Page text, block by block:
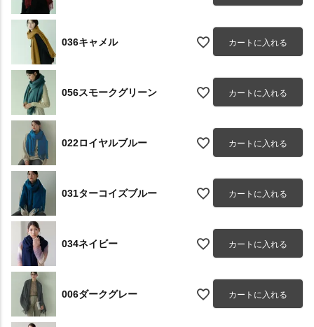
036キャメル カートに入れる
056スモークグリーン カートに入れる
022ロイヤルブルー カートに入れる
031ターコイズブルー カートに入れる
034ネイビー カートに入れる
006ダークグレー カートに入れる